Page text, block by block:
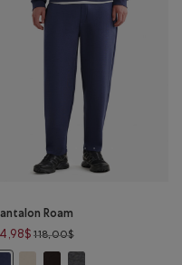
Roam
118,00$Prix réduit de